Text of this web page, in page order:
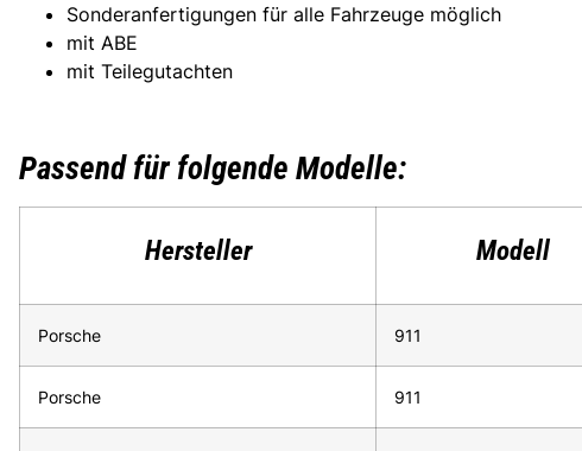
Sonderanfertigungen für alle Fahrzeuge möglich
mit ABE
mit Teilegutachten
Passend für folgende Modelle:
Hersteller Modell
Porsche 911
Porsche 911